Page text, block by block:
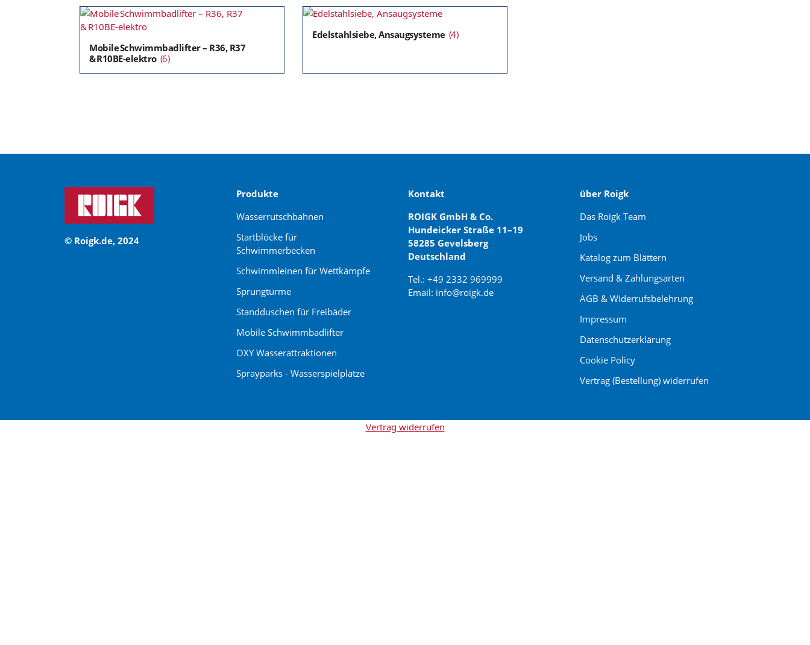
Mobile Schwimmbadlifter – R36, R37
& R10BE‑elektro (6)
Edelstahlsiebe, Ansaugsysteme (4)
© Roigk.de, 2024
Produkte
Wasserrutschbahnen
Startblöcke für
Schwimmerbecken
Schwimmleinen für Wettkämpfe
Sprungtürme
Standduschen für Freibäder
Mobile Schwimmbadlifter
OXY Wasserattraktionen
Sprayparks - Wasserspielplätze
Kontakt
ROIGK GmbH & Co.
Hundeicker Straße 11–19
58285 Gevelsberg
Deutschland
Tel.: +49 2332 969999
Email: info@roigk.de
über Roigk
Das Roigk Team
Jobs
Katalog zum Blättern
Versand & Zahlungsarten
AGB & Widerrufsbelehrung
Impressum
Datenschutzerklärung
Cookie Policy
Vertrag (Bestellung) widerrufen
Vertrag widerrufen